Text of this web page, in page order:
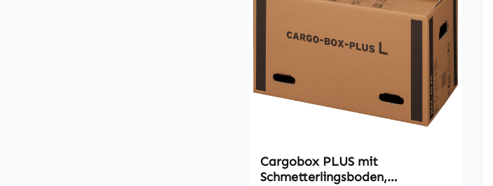
Cargobox PLUS mit
Schmetterlingsboden,